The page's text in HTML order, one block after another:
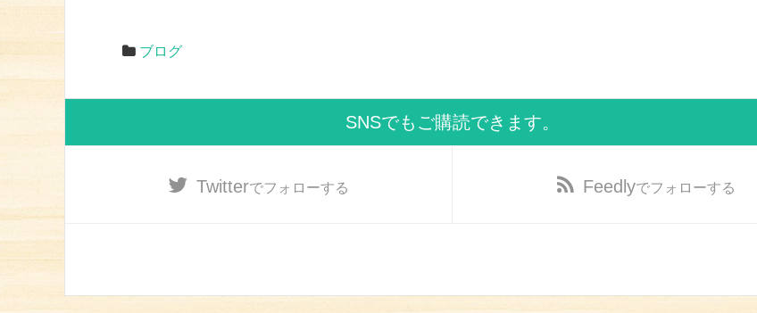
ブログ
SNSでもご購読できます。
Twitterでフォローする Feedlyでフォローする